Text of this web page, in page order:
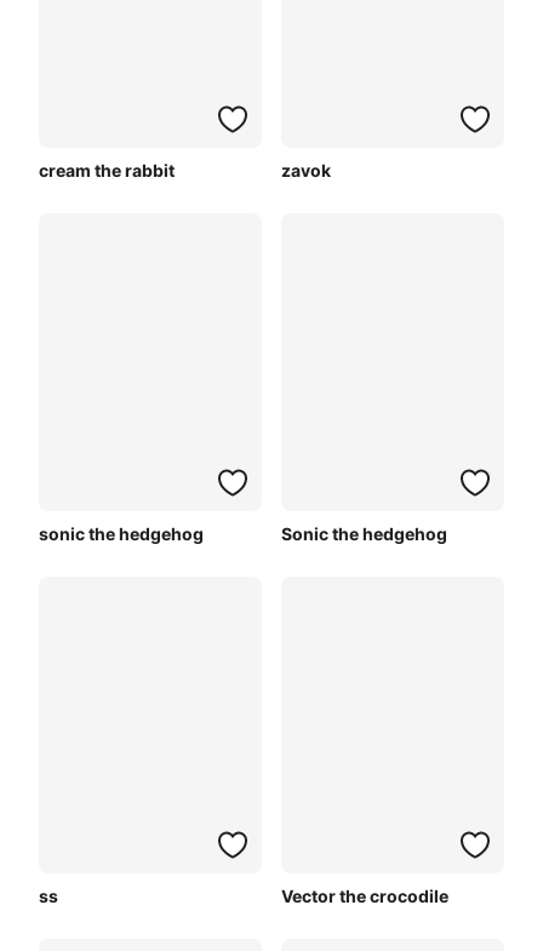
cream the rabbit zavok
sonic the hedgehog Sonic the hedgehog
ss Vector the crocodile